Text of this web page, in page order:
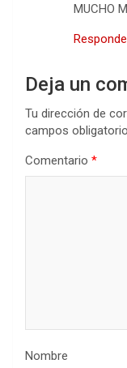
MUCHO
Deja un
Tu dirección de
campos
Comentario *
Nombre